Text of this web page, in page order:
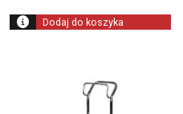
500,00 zł.
Dodaj do koszyka